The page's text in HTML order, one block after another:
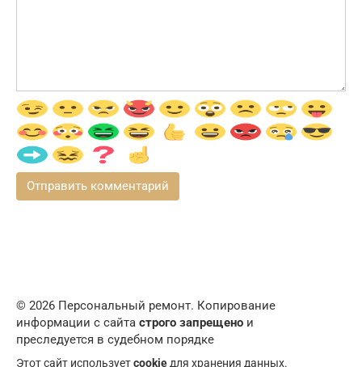
© 2026 Персональный ремонт. Копирование
информации с сайта строго запрещено и
преследуется в судебном порядке
Этот сайт используетcookie для хранения данных.